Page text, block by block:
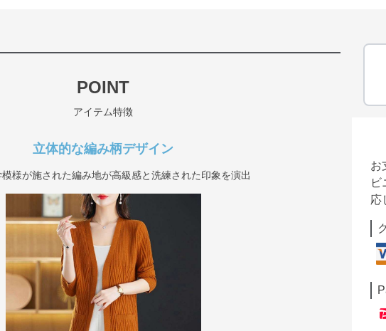
POINT
アイテム特徴
立体的な編み柄デザイン
様が施された編み地が高級感と洗練された印象を演出
お
ビ
応